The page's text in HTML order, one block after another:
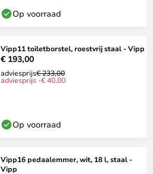
Op voorraad
Vipp11 toiletborstel, roestvrij staal - Vipp
€ 193,00
adviesprijs€ 233,00
adviesprijs -€ 40,00
Op voorraad
Vipp16 pedaalemmer, wit, 18 l, staal -
Vipp